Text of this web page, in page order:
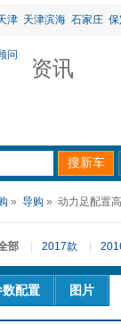
津 天津滨海 石家庄 保
资讯
» 导购 » 动力足配置
部 2017款
数配置 图片